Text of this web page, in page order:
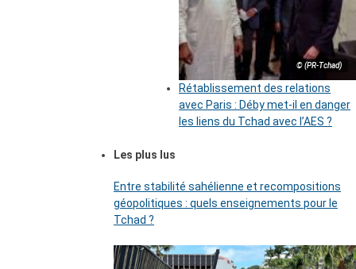
© (PR-Tchad)
Rétablissement des relations
avec Paris : Déby met-il en danger
les liens du Tchad avec l’AES ?
Les plus lus
Entre stabilité sahélienne et recompositions
géopolitiques : quels enseignements pour le
Tchad ?